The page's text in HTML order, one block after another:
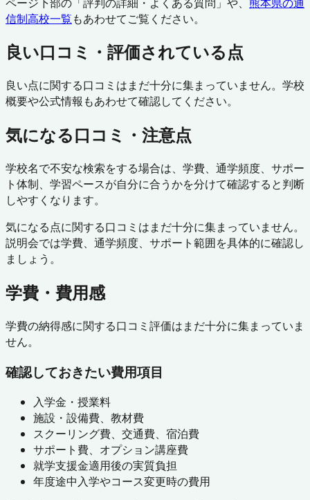
信制高校一覧もあわせてご覧ください。
良い口コミ・評価されている点
良い点に関する口コミはまだ十分に集まっていません。学校
概要や公式情報もあわせて確認してください。
気になる口コミ・注意点
学校名で不安な検索をする場合は、学費、通学頻度、サポー
ト体制、学習ペースが自分に合うかを分けて確認すると判断
しやすくなります。
気になる点に関する口コミはまだ十分に集まっていません。
説明会では学費、通学頻度、サポート範囲を具体的に確認し
ましょう。
学費・費用感
学費の納得感に関する口コミ評価はまだ十分に集まっていま
せん。
確認しておきたい費用項目
入学金・授業料
施設・設備費、教材費
スクーリング費、交通費、宿泊費
サポート費、オプション講座費
就学支援金適用後の実質負担
年度途中入学やコース変更時の費用